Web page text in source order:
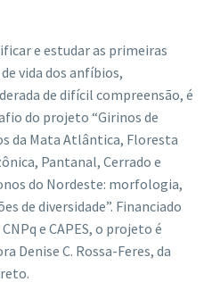
e estudar as primeiras
vida dos anfíbios,
de difícil compreensão, é
do projeto “Girinos de
da Mata Atlântica, Floresta
Pantanal, Cerrado e
do Nordeste: morfologia,
de diversidade”. Financiado
e CAPES, o projeto é
Denise C. Rossa-Feres, da